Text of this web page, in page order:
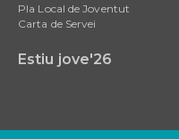
Pla Local de Joventut
Carta de Servei
Estiu jove'26